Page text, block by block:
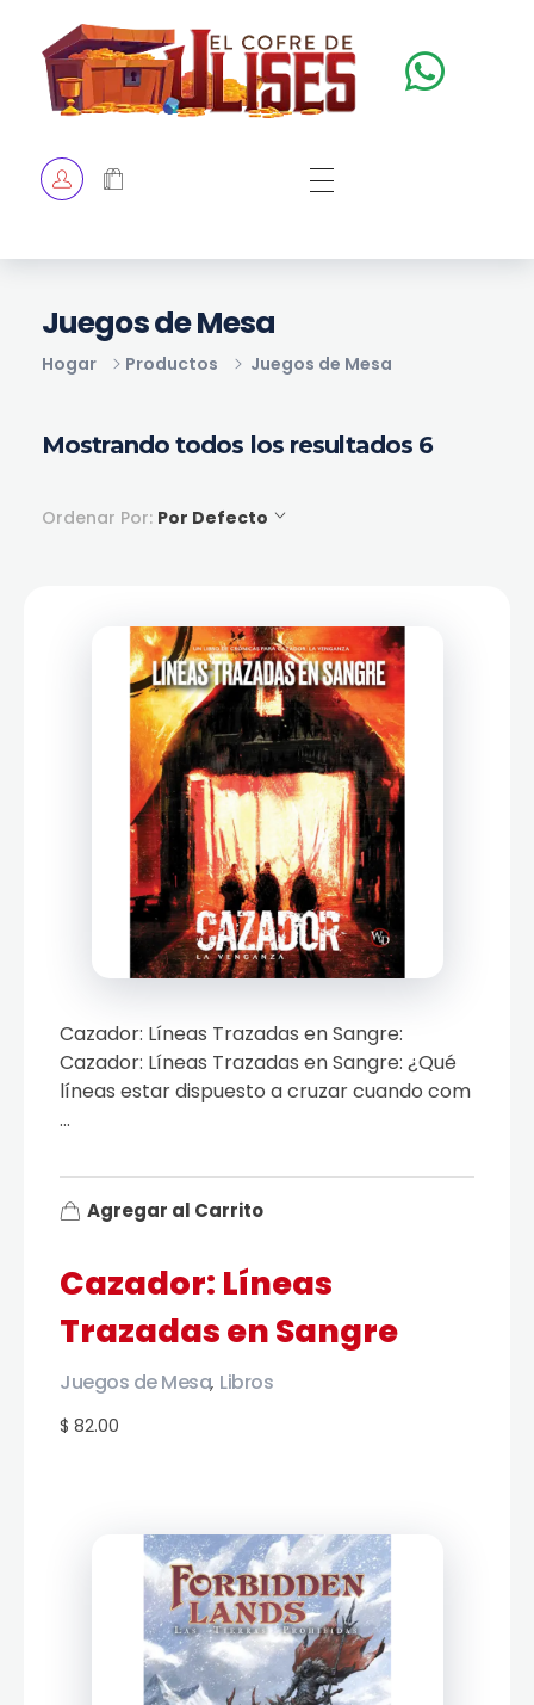
TIENDA
Hogar Productos Juegos de Mesa
Juegos de Mesa
Mostrando todos los resultados 6
Ordenar Por: Por Defecto
Cazador: Líneas
Trazadas en Sangre
$ 82.00
Juegos de Mesa, Libros
Cazador: Líneas Trazadas en Sangre:
Cazador: Líneas Trazadas en Sangre: ¿Qué
líneas estar dispuesto a cruzar cuando com
...
Agregar al Carrito